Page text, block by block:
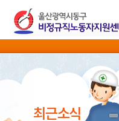
최근소식